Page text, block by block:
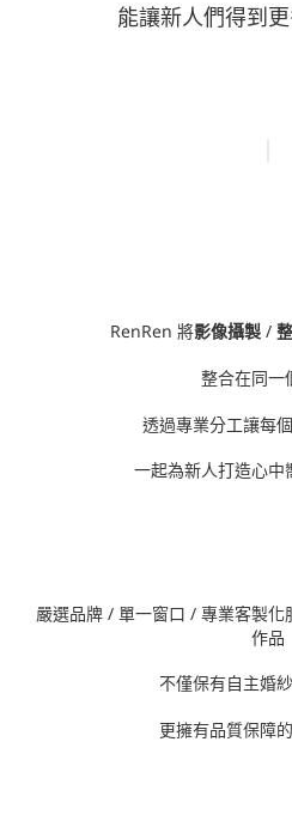
能讓新人們得到
RenRen 將影像攝製 /
整合在同一
透過專業分工讓每
一起為新人打造心中
嚴選品牌 / 單一窗口 / 專業客製
作品
不僅保有自主婚
更擁有品質保障的